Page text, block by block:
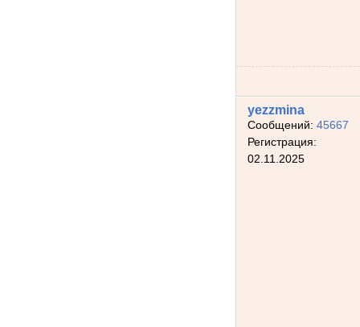
yezzmina
Сообщений:45667
Регистрация:
02.11.2025